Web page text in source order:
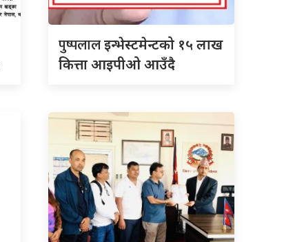
पुष्पलालइन्भेस्टमेन्टको १५ लाख
कित्ता आइपीओ आउँदै